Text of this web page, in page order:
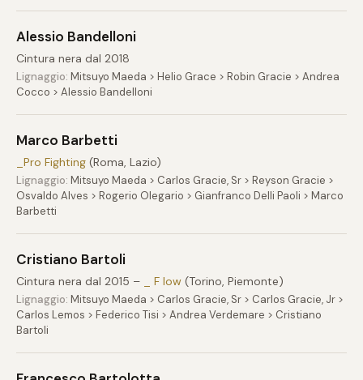
Alessio Bandelloni
Cintura nera dal 2018
Lignaggio: Mitsuyo Maeda > Helio Grace > Robin Gracie > Andrea
Cocco > Alessio Bandelloni
Marco Barbetti
_Pro Fighting (Roma, Lazio)
Lignaggio: Mitsuyo Maeda > Carlos Gracie, Sr > Reyson Gracie >
Osvaldo Alves > Rogerio Olegario > Gianfranco Delli Paoli > Marco
Barbetti
Cristiano Bartoli
Cintura nera dal 2015 – _ F low (Torino, Piemonte)
Lignaggio: Mitsuyo Maeda > Carlos Gracie, Sr > Carlos Gracie, Jr >
Carlos Lemos > Federico Tisi > Andrea Verdemare > Cristiano
Bartoli